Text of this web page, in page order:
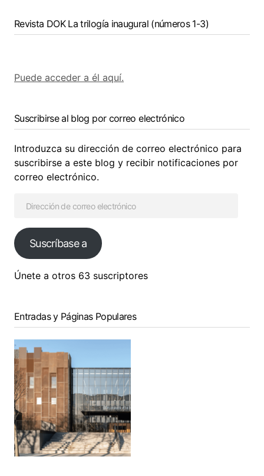
Revista DOK La trilogía inaugural (números 1-3)
Puede acceder a él aquí.
Suscribirse al blog por correo electrónico
Introduzca su dirección de correo electrónico para
suscribirse a este blog y recibir notificaciones por
correo electrónico.
Suscríbase a
Únete a otros 63 suscriptores
Entradas y Páginas Populares